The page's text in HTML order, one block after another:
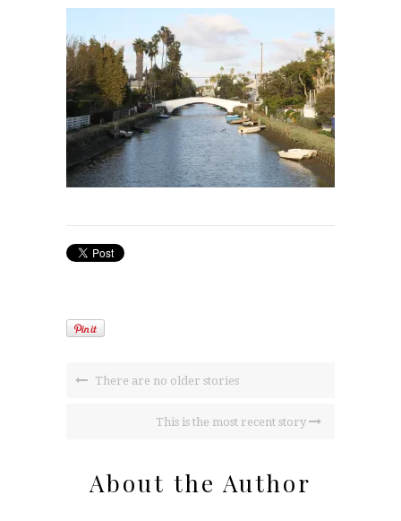
There are no older stories
This is the most recent story
About the Author